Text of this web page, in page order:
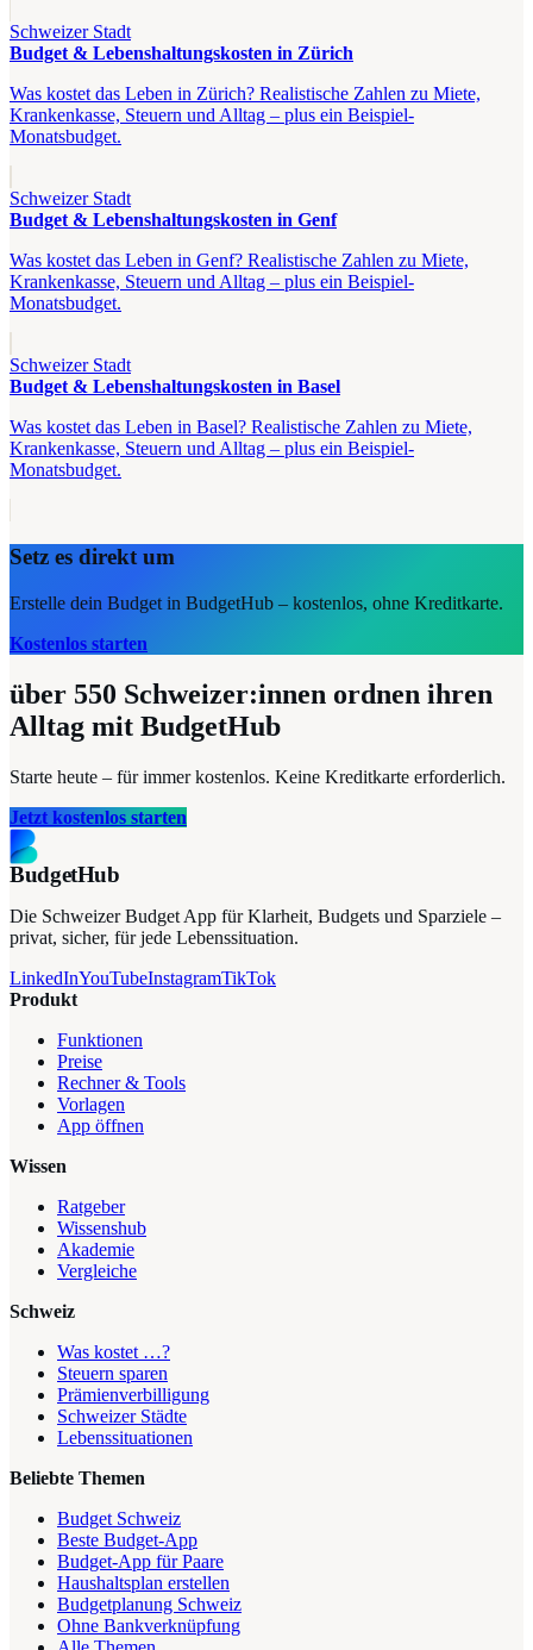
Schweizer Stadt
Budget & Lebenshaltungskosten in Zürich
Was kostet das Leben in Zürich? Realistische Zahlen zu Miete,
Krankenkasse, Steuern und Alltag – plus ein Beispiel-
Monatsbudget.
Schweizer Stadt
Budget & Lebenshaltungskosten in Genf
Was kostet das Leben in Genf? Realistische Zahlen zu Miete,
Krankenkasse, Steuern und Alltag – plus ein Beispiel-
Monatsbudget.
Schweizer Stadt
Budget & Lebenshaltungskosten in Basel
Was kostet das Leben in Basel? Realistische Zahlen zu Miete,
Krankenkasse, Steuern und Alltag – plus ein Beispiel-
Monatsbudget.
Setz es direkt um
Erstelle dein Budget in BudgetHub – kostenlos, ohne Kreditkarte.
Kostenlos starten
über 550 Schweizer:innen ordnen ihren
Alltag mit BudgetHub
Starte heute – für immer kostenlos. Keine Kreditkarte erforderlich.
Jetzt kostenlos starten
BudgetHub
Die Schweizer Budget App für Klarheit, Budgets und Sparziele –
privat, sicher, für jede Lebenssituation.
LinkedInYouTubeInstagramTikTok
Produkt
Funktionen
Preise
Rechner & Tools
Vorlagen
App öffnen
Wissen
Ratgeber
Wissenshub
Akademie
Vergleiche
Schweiz
Was kostet …?
Steuern sparen
Prämienverbilligung
Schweizer Städte
Lebenssituationen
Beliebte Themen
Budget Schweiz
Beste Budget-App
Budget-App für Paare
Haushaltsplan erstellen
Budgetplanung Schweiz
Ohne Bankverknüpfung